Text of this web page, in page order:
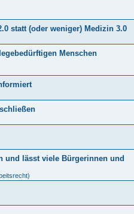
statt (oder weniger) Medizin 3.0
Menschen
und lässt viele Bürgerinnen und